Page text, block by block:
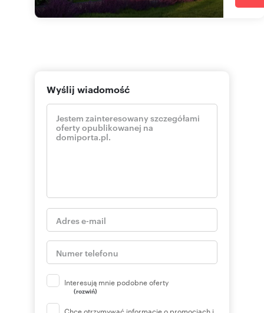
Wyślij wiadomość
Interesują mnie podobne oferty
(rozwiń)
Chcę otrzymywać informacje o promocjach i